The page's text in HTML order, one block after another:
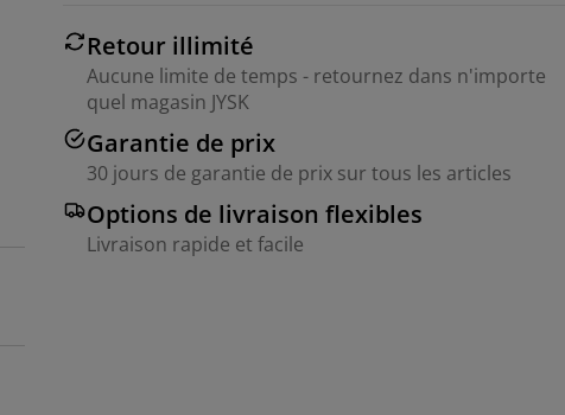
Retour illimité
Aucune limite de temps - retournez dans n'importe
quel magasin JYSK
Garantie de prix
30 jours de garantie de prix sur tous les articles
Options de livraison flexibles
Livraison rapide et facile